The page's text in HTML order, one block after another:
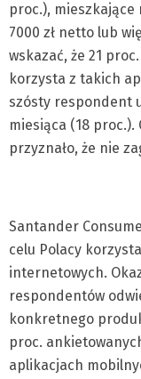
proc.), mieszkające
7000 zł netto lub
wskazać, że 21
korzysta z takich
szósty respondent
miesiąca (18 proc.).
przyznało, że nie
Santander
celu Polacy
internetowych.
respondentów
konkretnego
proc.
aplikacjach